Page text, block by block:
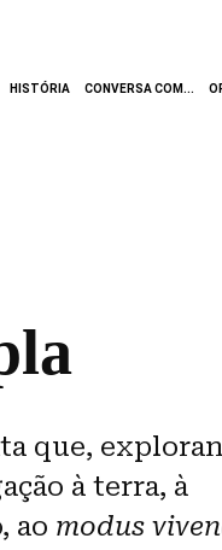
HISTÓRIA CONVERSA COM...
que,
à terra, à
ao modus